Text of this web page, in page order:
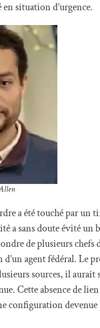
situation d’urgence.
a été touché par
a sans doute évité
de plusieurs chefs
agent fédéral. Le
sources, il aurait
Cette absence de
configuration